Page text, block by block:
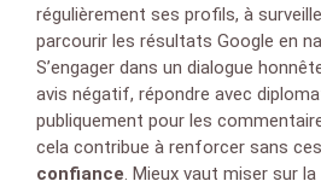
régulièrement ses profils, à
parcourir les résultats Google en
S’engager dans un dialogue
avis négatif, répondre avec
publiquement pour les
cela contribue à renforcer sans
confiance. Mieux vaut miser sur